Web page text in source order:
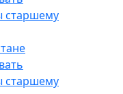
старшему